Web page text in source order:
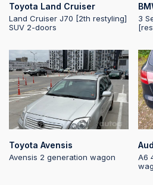
2025-11-
2025-11-
2025-11-
Toyota Land Cruiser
Land Cruiser J70 [2th restyling]
SUV 2-doors
3
Toyota Avensis
Avensis 2 generation wagon
A6